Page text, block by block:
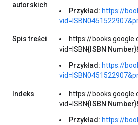
autorskich
Przykład: https://
Spis treści
https://
vid=ISBN{ISBN Number}
Przykład: https://
Indeks
https://
vid=ISBN{ISBN Number}
Przykład: https://